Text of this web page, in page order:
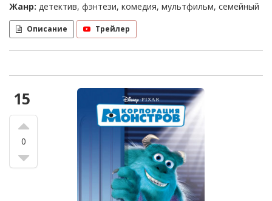
Жанр: детектив, фэнтези, комедия, мультфильм, семейный
Описание Трейлер
15
0